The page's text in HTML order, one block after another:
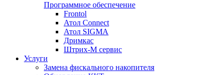
Программное обеспечение
Frontol
Атол Connect
Атол SIGMA
Дримкас
Штрих-М сервис
Услуги
Замена фискального накопителя